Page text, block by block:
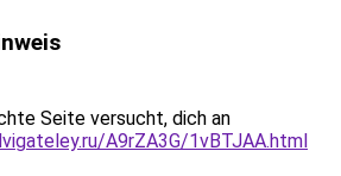
Seite versucht, dich an
A9rZA3G/1vBTJAA.html